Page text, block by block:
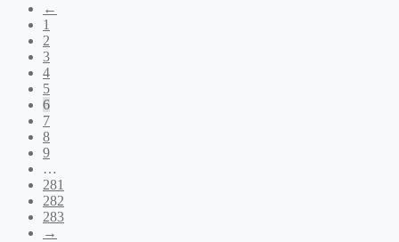
←
1
2
3
4
5
6
7
8
9
…
281
282
283
→